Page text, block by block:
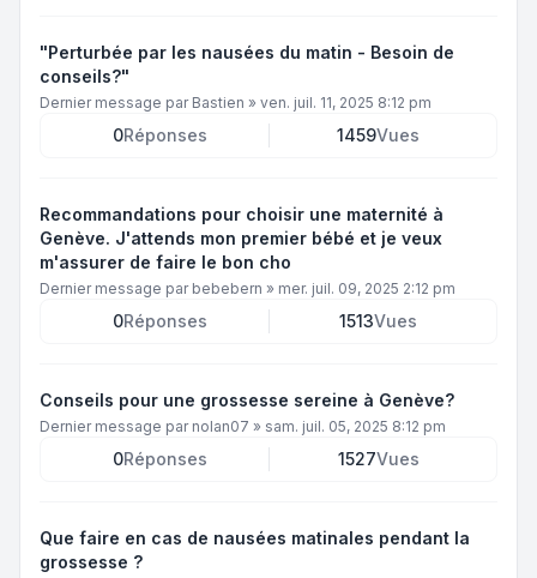
"Perturbée par les nausées du matin - Besoin de
conseils?"
Dernier message par Bastien » ven. juil. 11, 2025 8:12 pm
0Réponses 1459Vues
Recommandations pour choisir une maternité à
Genève. J'attends mon premier bébé et je veux
m'assurer de faire le bon cho
Dernier message par bebebern » mer. juil. 09, 2025 2:12 pm
0Réponses 1513Vues
Conseils pour une grossesse sereine à Genève?
Dernier message par nolan07 » sam. juil. 05, 2025 8:12 pm
0Réponses 1527Vues
Que faire en cas de nausées matinales pendant la
grossesse ?